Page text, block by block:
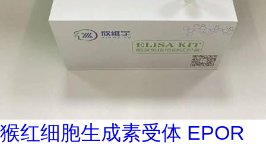
猴红细胞生成素受体 EPOR